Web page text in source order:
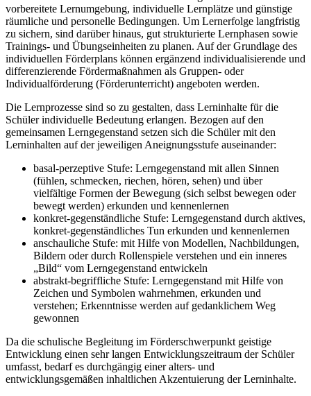
vorbereitete Lernumgebung, individuelle Lernplätze und günstige
räumliche und personelle Bedingungen. Um Lernerfolge langfristig
zu sichern, sind darüber hinaus, gut strukturierte Lernphasen sowie
Trainings- und Übungseinheiten zu planen. Auf der Grundlage des
individuellen Förderplans können ergänzend individualisierende und
differenzierende Fördermaßnahmen als Gruppen- oder
Individualförderung (Förderunterricht) angeboten werden.
Die Lernprozesse sind so zu gestalten, dass Lerninhalte für die
Schüler individuelle Bedeutung erlangen. Bezogen auf den
gemeinsamen Lerngegenstand setzen sich die Schüler mit den
Lerninhalten auf der jeweiligen Aneignungsstufe auseinander:
basal-perzeptive Stufe: Lerngegenstand mit allen Sinnen
(fühlen, schmecken, riechen, hören, sehen) und über
vielfältige Formen der Bewegung (sich selbst bewegen oder
bewegt werden) erkunden und kennenlernen
konkret-gegenständliche Stufe: Lerngegenstand durch aktives,
konkret-gegenständliches Tun erkunden und kennenlernen
anschauliche Stufe: mit Hilfe von Modellen, Nachbildungen,
Bildern oder durch Rollenspiele verstehen und ein inneres
„Bild“ vom Lerngegenstand entwickeln
abstrakt-begriffliche Stufe: Lerngegenstand mit Hilfe von
Zeichen und Symbolen wahrnehmen, erkunden und
verstehen; Erkenntnisse werden auf gedanklichem Weg
gewonnen
Da die schulische Begleitung im Förderschwerpunkt geistige
Entwicklung einen sehr langen Entwicklungszeitraum der Schüler
umfasst, bedarf es durchgängig einer alters- und
entwicklungsgemäßen inhaltlichen Akzentuierung der Lerninhalte.